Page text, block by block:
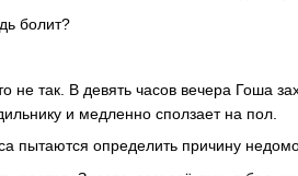
болит?
не так. В девять часов вечера Гоша
и медленно сползает на пол.
пытаются определить причину